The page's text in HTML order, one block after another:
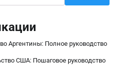
Аргентины: Полное руководство
США: Пошаговое руководство